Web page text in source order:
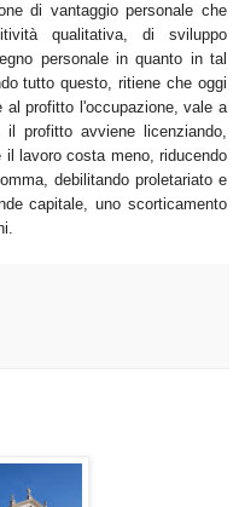
di vantaggio personale che
qualitativa, di sviluppo
personale in quanto in tal
tutto questo, ritiene che oggi
profitto l'occupazione, vale a
profitto avviene licenziando,
il lavoro costa meno, riducendo
debilitando proletariato e
capitale, uno scorticamento